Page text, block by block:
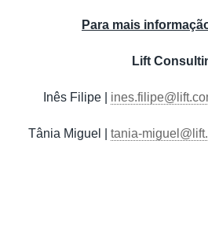
Para mais
Lift
Inês Filipe |
Tânia Miguel | tania-